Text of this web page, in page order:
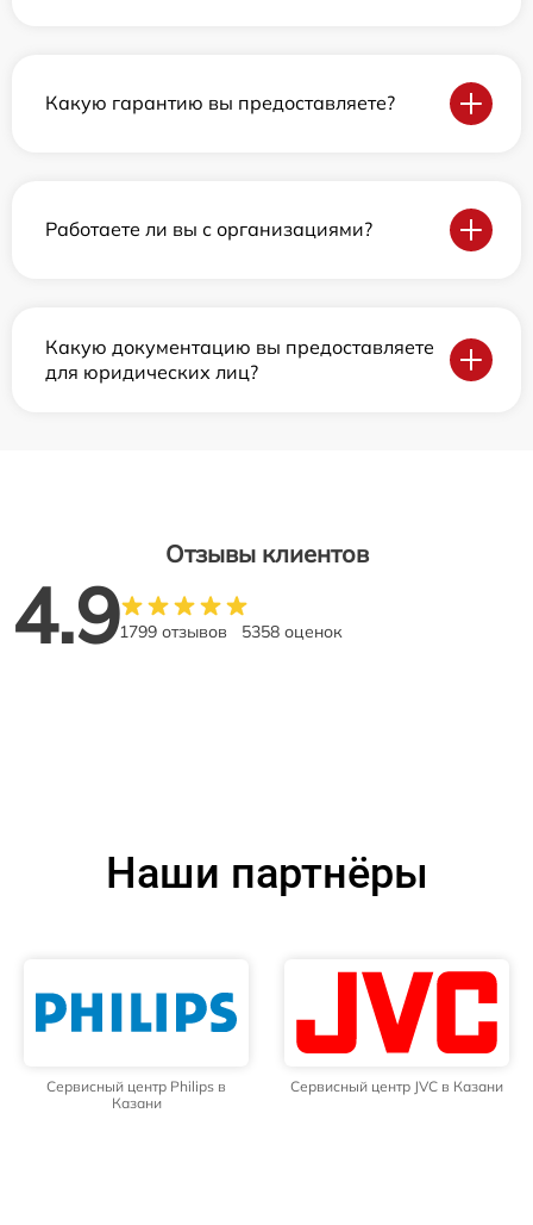
Какую гарантию вы предоставляете?
Работаете ли вы с организациями?
Какую документацию вы предоставляете
для юридических лиц?
Отзывы клиентов
4.91799 отзывов 5358 оценок
Наши партнёры
Сервисный центр Philips в
Казани
Сервисный центр JVC в Казани